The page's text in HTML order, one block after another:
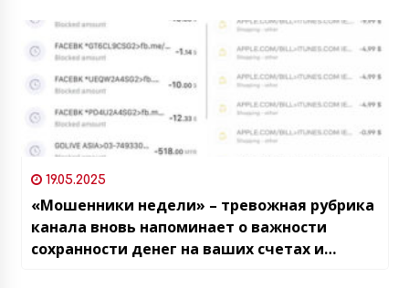
19.05.2025
«Мошенники недели» – тревожная рубрика
канала вновь напоминает о важности
сохранности денег на ваших счетах и